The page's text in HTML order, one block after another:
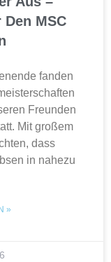
MSC
fanden
Freunden
Mit großem
dass
in nahezu
»